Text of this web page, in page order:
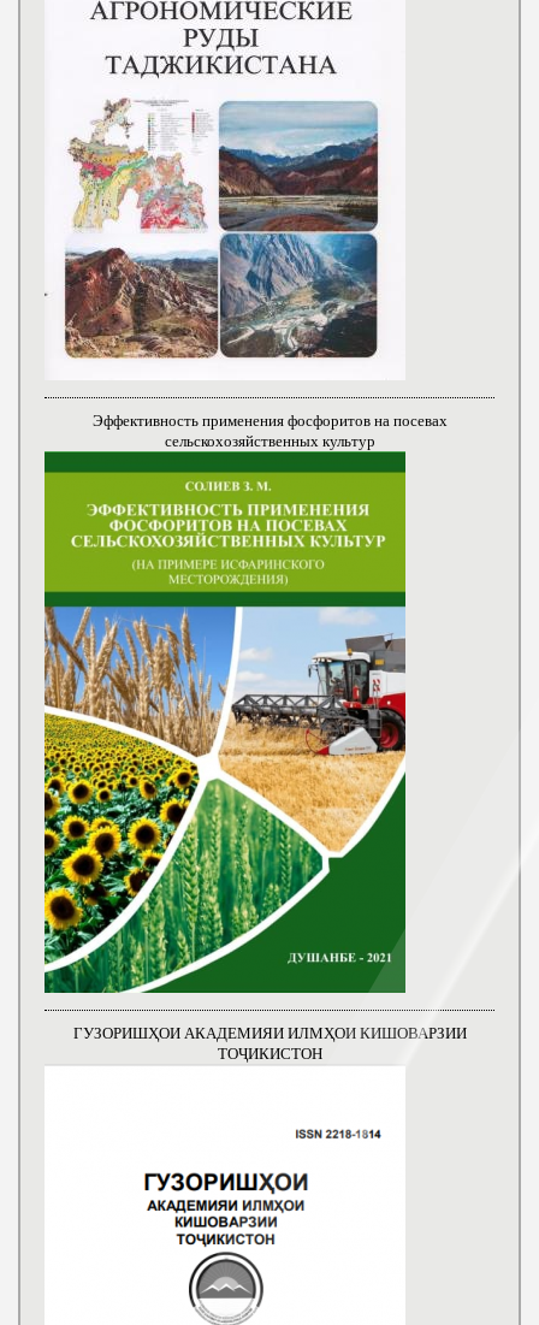
Эффективность применения фосфоритов на посевах
сельскохозяйственных культур
ГУЗОРИШҲОИ АКАДЕМИЯИ ИЛМҲОИ КИШОВАРЗИИ
ТОҶИКИСТОН